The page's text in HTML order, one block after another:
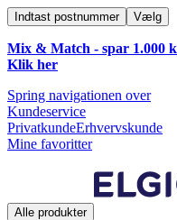
Indtast postnummer Vælg
Mix & Match - spar 1.000
Klik her
Spring navigationen over
Kundeservice
PrivatkundeErhvervskunde
Mine favoritter
Alle produkter